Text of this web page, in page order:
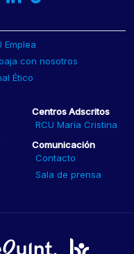
Emplea
con nosotros
Ético
Centros Adscritos
RCU María Cristina
Comunicación
Contacto
Sala de prensa